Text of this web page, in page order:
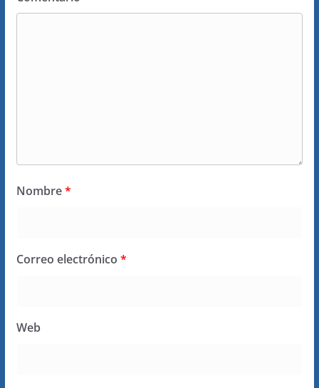
Nombre*
Correo electrónico *
Web